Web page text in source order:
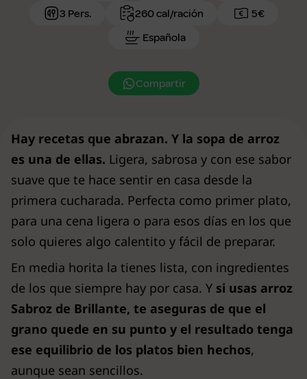
3 Pers.
260 cal/ración
5€
Española
Compartir
Hay recetas que abrazan. Y la sopa de arroz
es una de ellas. Ligera, sabrosa y con ese sabor
suave que te hace sentir en casa desde la
primera cucharada. Perfecta como primer plato,
para una cena ligera o para esos días en los que
solo quieres algo calentito y fácil de preparar.
En media horita la tienes lista, con ingredientes
de los que siempre hay por casa. Y si usas arroz
Sabroz de Brillante, te aseguras de que el
grano quede en su punto y el resultado tenga
ese equilibrio de los platos bien hechos,
aunque sean sencillos.